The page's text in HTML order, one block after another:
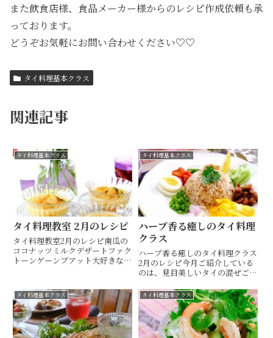
また飲食店様、食品メーカー様からのレシピ作成依頼も承
っております。
どうぞお気軽にお問い合わせください♡♡
タイ料理基本クラス
関連記事
タイ料理基本クラス
タイ料理教室⁡ ⁡2月のレシピ
タイ料理教室⁡2月のレシピ⁡⁡南瓜の
ココナッツミルクデザート⁡⁡ファク
トーンゲーンブアット⁡⁡⁡⁡大好きな南
で、寒い季節にもほっこり美味し
いタイのデザートです⁡⁡⁡バナナや白
玉...
タイ料理基本クラス
ハーブ香る癒しのタイ料理
クラス
ハーブ香る癒しのタイ料理クラス
2月のレシピ今月ご紹介している
のは、見目美しいタイの混ぜご飯
知られていませんが、可愛い盛り
つけで、とっても美味しいタイ料
理です「カピ」と呼ばれる（シュ
リンプペースト）」でご飯を炒
め...
タイ料理基本クラス タイ料理基本クラス